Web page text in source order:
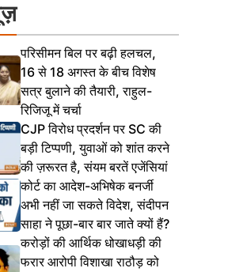
परिसीमन बिल पर बढ़ी हलचल,
16 से 18 अगस्त के बीच विशेष
सत्र बुलाने की तैयारी, राहुल-
रिजिजू में चर्चा
CJP विरोध प्रदर्शन पर SC की
बड़ी टिप्पणी, युवाओं को शांत करने
की ज़रूरत है, संयम बरतें एजेंसियां
कोर्ट का आदेश-अभिषेक बनर्जी
अभी नहीं जा सकते विदेश, संदीपन
साहा ने पूछा-बार बार जाते क्यों हैं?
करोड़ों की आर्थिक धोखाधड़ी की
फरार आरोपी विशाखा राठौड़ को